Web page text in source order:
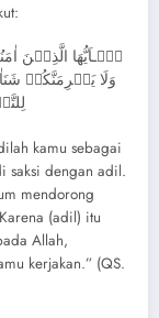
يٰۤـاَيُّهَا الَّذِيۡنَ
وَلَا يَجۡرِمَنَّكُمۡ
kamu sebagai
saksi dengan adil.
mendorong
(adil) itu
Allah,
kerjakan.” (QS.